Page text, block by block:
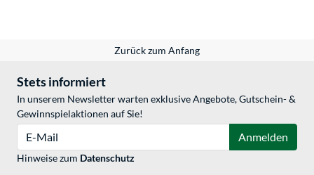
Zurück zum Anfang
Stets informiert
In unserem Newsletter warten exklusive Angebote, Gutschein- &
Gewinnspielaktionen auf Sie!
Anmelden
Hinweise zum Datenschutz